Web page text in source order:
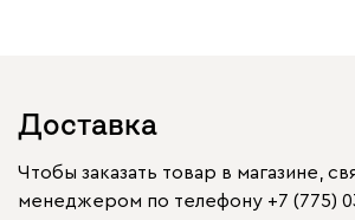
Доставка
Чтобы заказать товар в магазине,
менеджером по телефону +7 (775)